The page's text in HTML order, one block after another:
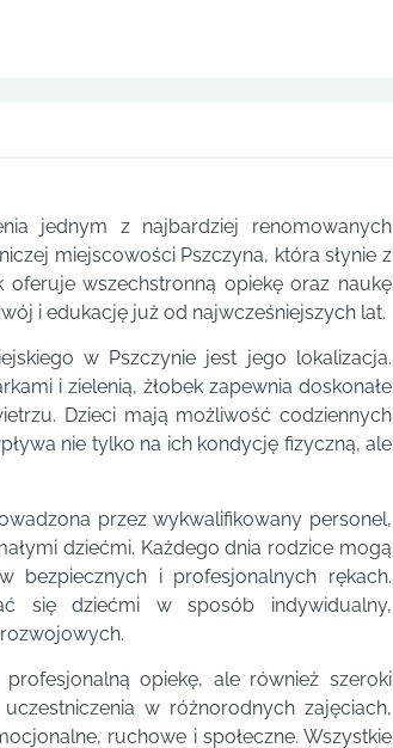
jednym z najbardziej renomowanych
miejscowości Pszczyna, która słynie z
oferuje wszechstronną opiekę oraz naukę
i edukację już od najwcześniejszych lat.
w Pszczynie jest jego lokalizacja.
i zielenią, żłobek zapewnia doskonałe
Dzieci mają możliwość codziennych
nie tylko na ich kondycję fizyczną, ale
przez wykwalifikowany personel,
dziećmi. Każdego dnia rodzice mogą
i profesjonalnych rękach.
się dziećmi w sposób indywidualny,
opiekę, ale również szeroki
w różnorodnych zajęciach,
ruchowe i społeczne. Wszystkie